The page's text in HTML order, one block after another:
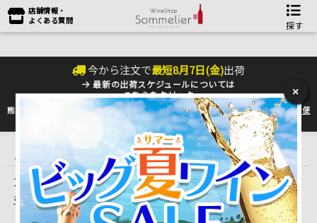
店舗情報・
よくある質問
探す
今から注文で最短8月7日(金)出荷
最新の出荷スケジュールについては
こちらをクリック
熊本地震の影響により九州への配送に遅れが生じております。最新情報は佐川急便
のHP
をご確認下さい。
産地で探す ＞ フランス ＞ブルゴーニュワイン ＞SAS ド
メーヌ・パラン
1 ～ 8 件目を表示しています。（全8件）
並べ替え
×